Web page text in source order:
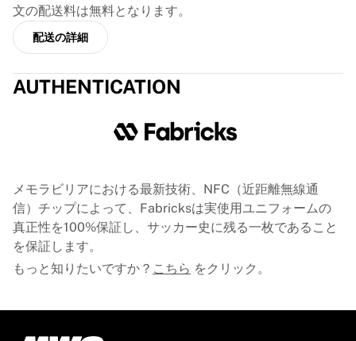
文の配送料は無料となります。
配送の詳細
AUTHENTICATION
メモラビリアにおける最新技術、NFC（近距離無線通
信）チップによって、Fabricksは実使用ユニフォームの
真正性を100%保証し、サッカー史に残る一枚であること
を保証します。
もっと知りたいですか？ こちら をクリック。